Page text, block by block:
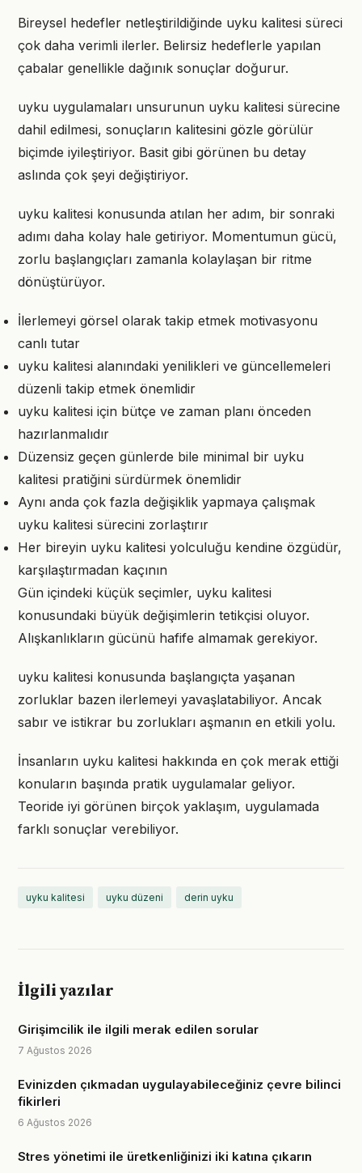
Bireysel hedefler netleştirildiğinde uyku kalitesi süreci
çok daha verimli ilerler. Belirsiz hedeflerle yapılan
çabalar genellikle dağınık sonuçlar doğurur.
uyku uygulamaları unsurunun uyku kalitesi sürecine
dahil edilmesi, sonuçların kalitesini gözle görülür
biçimde iyileştiriyor. Basit gibi görünen bu detay
aslında çok şeyi değiştiriyor.
uyku kalitesi konusunda atılan her adım, bir sonraki
adımı daha kolay hale getiriyor. Momentumun gücü,
zorlu başlangıçları zamanla kolaylaşan bir ritme
dönüştürüyor.
İlerlemeyi görsel olarak takip etmek motivasyonu
canlı tutar
uyku kalitesi alanındaki yenilikleri ve güncellemeleri
düzenli takip etmek önemlidir
uyku kalitesi için bütçe ve zaman planı önceden
hazırlanmalıdır
Düzensiz geçen günlerde bile minimal bir uyku
kalitesi pratiğini sürdürmek önemlidir
Aynı anda çok fazla değişiklik yapmaya çalışmak
uyku kalitesi sürecini zorlaştırır
Her bireyin uyku kalitesi yolculuğu kendine özgüdür,
karşılaştırmadan kaçının
Gün içindeki küçük seçimler, uyku kalitesi
konusundaki büyük değişimlerin tetikçisi oluyor.
Alışkanlıkların gücünü hafife almamak gerekiyor.
uyku kalitesi konusunda başlangıçta yaşanan
zorluklar bazen ilerlemeyi yavaşlatabiliyor. Ancak
sabır ve istikrar bu zorlukları aşmanın en etkili yolu.
İnsanların uyku kalitesi hakkında en çok merak ettiği
konuların başında pratik uygulamalar geliyor.
Teoride iyi görünen birçok yaklaşım, uygulamada
farklı sonuçlar verebiliyor.
uyku kalitesi uyku düzeni derin uyku
İlgili yazılar
Girişimcilik ile ilgili merak edilen sorular
7 Ağustos 2026
Evinizden çıkmadan uygulayabileceğiniz çevre bilinci
fikirleri
6 Ağustos 2026
Stres yönetimi ile üretkenliğinizi iki katına çıkarın